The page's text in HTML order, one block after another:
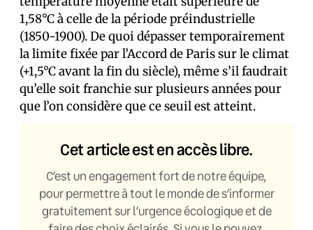
1,58°C à celle de la période préindustrielle
(1850-1900). De quoi dépasser temporairement
la limite fixée par l’Accord de Paris sur le climat
(+1,5°C avant la fin du siècle), même s’il faudrait
qu’elle soit franchie sur plusieurs années pour
que l’on considère que ce seuil est atteint.
Cet article est en accès libre.
C’est un engagement fort de notre équipe,
pour permettre à tout le monde de s’informer
gratuitement sur l’urgence écologique et de